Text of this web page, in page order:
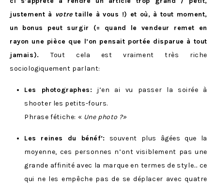
justement à votretaille à vous !) et où, à tout moment,
un bonus peut surgir (= quand le vendeur remet en
rayon une pièce que l’on pensait portée disparue à tout
jamais).Tout cela est vraiment très riche
sociologiquement parlant:
Les photographes: j’en ai vu passer la soirée à
shooter les petits-fours.
Phrase fétiche: « Une photo ?»
Les reines du bénéf’:
souvent plus âgées que la
moyenne, ces personnes n’ont visiblement pas une
grande affinité avec la marque en termes de style… ce
qui ne les empêche pas de se déplacer avec quatre